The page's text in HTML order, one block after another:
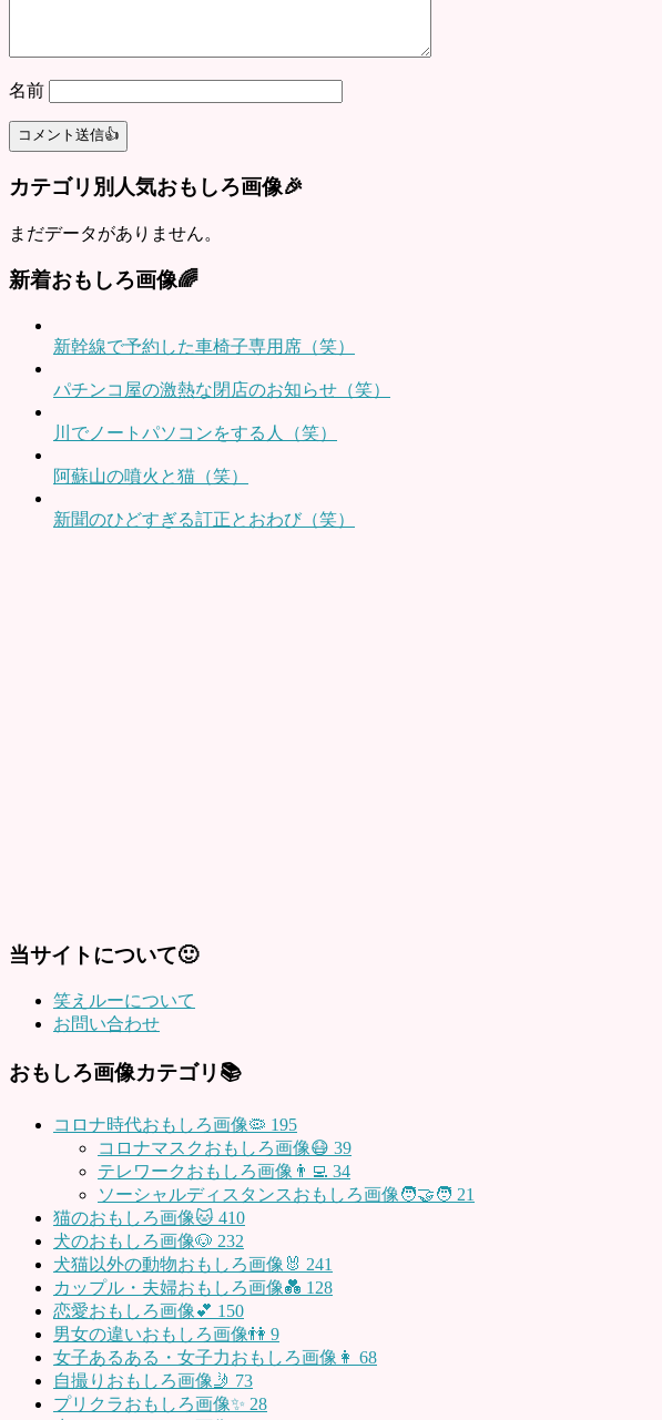
名前
カテゴリ別人気おもしろ画像🎉
まだデータがありません。
新着おもしろ画像🌈
新幹線で予約した車椅子専用席（笑）
パチンコ屋の激熱な閉店のお知らせ（笑）
川でノートパソコンをする人（笑）
阿蘇山の噴火と猫（笑）
新聞のひどすぎる訂正とおわび（笑）
当サイトについて🙂
笑えルーについて
お問い合わせ
おもしろ画像カテゴリ📚
コロナ時代おもしろ画像🦠 195
コロナマスクおもしろ画像😷 39
テレワークおもしろ画像👨‍💻 34
ソーシャルディスタンスおもしろ画像🧑‍🤝‍🧑 21
猫のおもしろ画像🐱 410
犬のおもしろ画像🐶 232
犬猫以外の動物おもしろ画像🐰 241
カップル・夫婦おもしろ画像💑 128
恋愛おもしろ画像💕 150
男女の違いおもしろ画像👫 9
女子あるある・女子力おもしろ画像👩 68
自撮りおもしろ画像🤳 73
プリクラおもしろ画像✨ 28